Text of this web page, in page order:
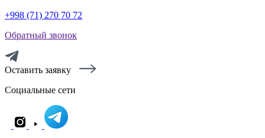
+998 (71) 270 70 72
Обратный звонок
Оставить заявку
Социальные сети